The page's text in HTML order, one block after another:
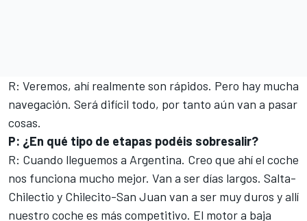
R: Veremos, ahí realmente son rápidos. Pero hay mucha
navegación. Será difícil todo, por tanto aún van a pasar
cosas.
P: ¿En qué tipo de etapas podéis sobresalir?
R: Cuando lleguemos a Argentina. Creo que ahí el coche
nos funciona mucho mejor. Van a ser días largos. Salta-
Chilectio y Chilecito-San Juan van a ser muy duros y allí
nuestro coche es más competitivo. El motor a baja